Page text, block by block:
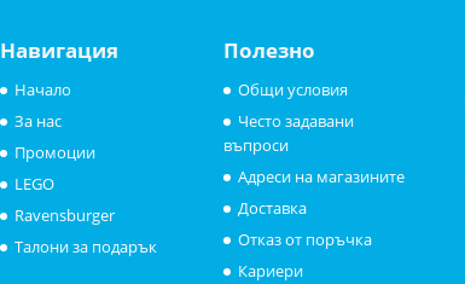
Навигация
Начало
За нас
Промоции
LEGO
Ravensburger
Талони за подарък
Полезно
Общи условия
Често задавани
въпроси
Адреси на магазините
Доставка
Отказ от поръчка
Кариери